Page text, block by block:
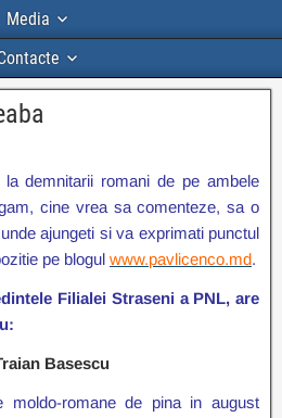
Media
demnitarii romani de pe ambele
cine vrea sa comenteze, sa o
ajungeti si va exprimati punctul
pe blogul www.pavlicenco.md.
Filialei Straseni a PNL, are
Basescu
moldo-romane de pina in august